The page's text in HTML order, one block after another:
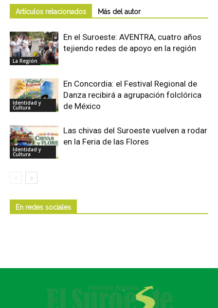
Artículos relacionados Más del autor
La Región
En el Suroeste: AVENTRA, cuatro años
tejiendo redes de apoyo en la región
Identidad y
Cultura
En Concordia: el Festival Regional de
Danza recibirá a agrupación folclórica
de México
Identidad y
Cultura
Las chivas del Suroeste vuelven a rodar
en la Feria de las Flores
En redes sociales